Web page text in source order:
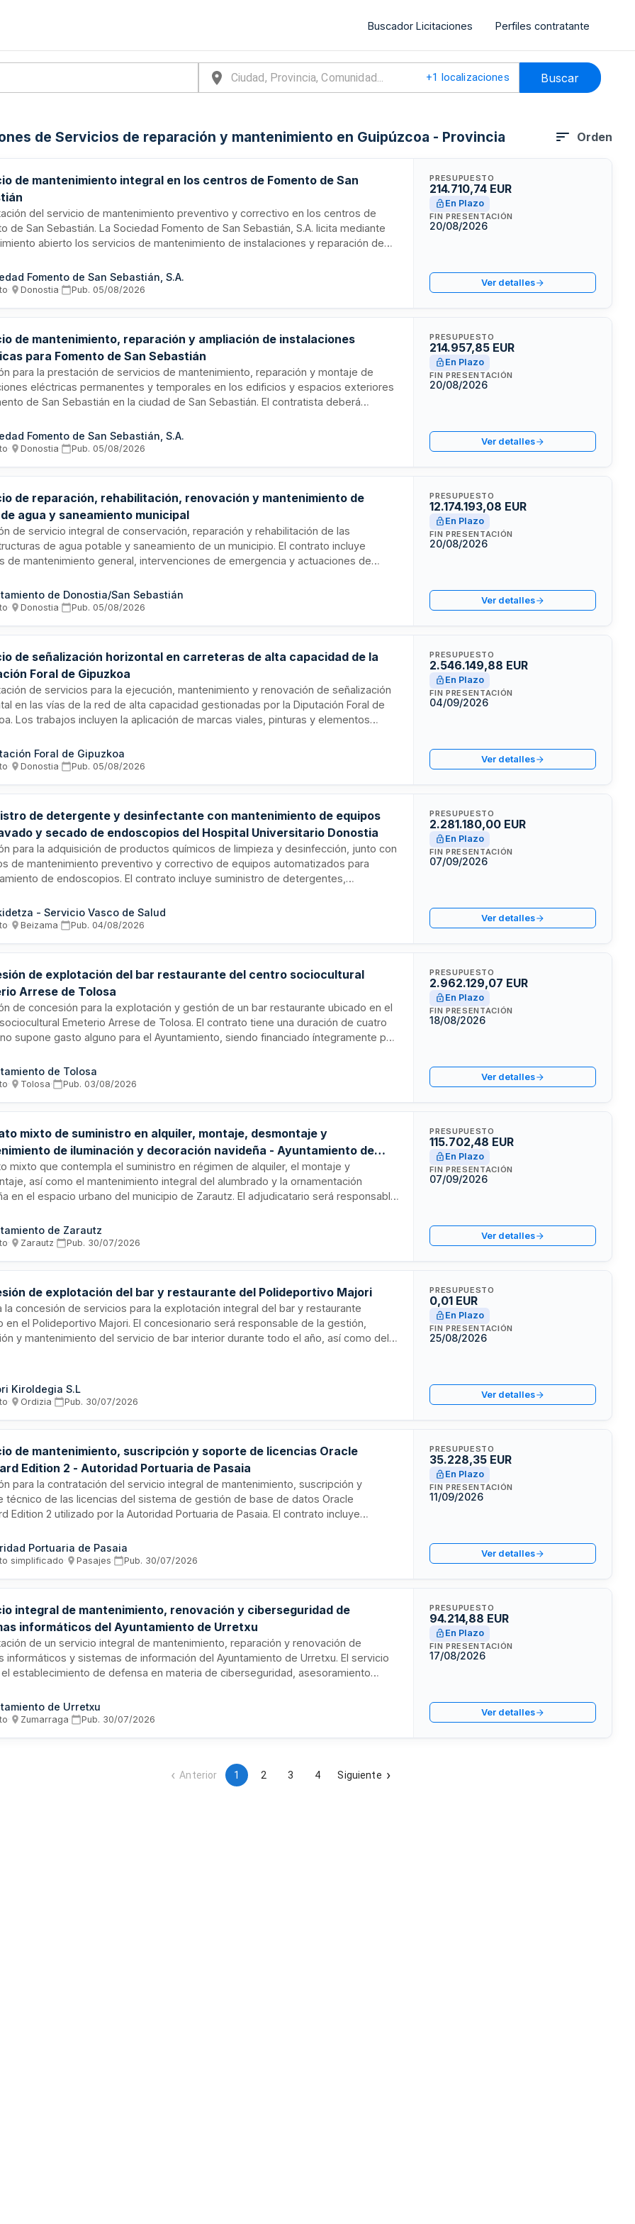
Buscador Licitaciones Perfiles contratante
+1 localizaciones Buscar
de Servicios de reparación y mantenimiento en Guipúzcoa - Provincia Orden
de mantenimiento integral en los centros de Fomento de San
del servicio de mantenimiento preventivo y correctivo en los centros de
de San Sebastián. La Sociedad Fomento de San Sebastián, S.A. licita mediante
abierto los servicios de mantenimiento de instalaciones y reparación de
trabajos de saneamiento cíclico de acabados superficiales derivados del
por alta rotación de usuarios, incluyendo traslados entre ubicaciones y gestión
Fomento de San Sebastián, S.A.
· Donostia· Pub. 05/08/2026
PRESUPUESTO
214.710,74 EUR
En Plazo
FIN PRESENTACIÓN
20/08/2026
Ver detalles
de mantenimiento, reparación y ampliación de instalaciones
para Fomento de San Sebastián
para la prestación de servicios de mantenimiento, reparación y montaje de
eléctricas permanentes y temporales en los edificios y espacios exteriores
de San Sebastián en la ciudad de San Sebastián. El contratista deberá
conforme a la normativa aplicable, incluyendo mantenimientos preventivos y
así como instalaciones vinculadas a eventos y actividades propias de la
Fomento de San Sebastián, S.A.
· Donostia· Pub. 05/08/2026
PRESUPUESTO
214.957,85 EUR
En Plazo
FIN PRESENTACIÓN
20/08/2026
Ver detalles
de reparación, rehabilitación, renovación y mantenimiento de
agua y saneamiento municipal
de servicio integral de conservación, reparación y rehabilitación de las
de agua potable y saneamiento de un municipio. El contrato incluye
de mantenimiento general, intervenciones de emergencia y actuaciones de
periódicas, inspecciones de televisión en redes de saneamiento y realizará
según programación trimestral revisable semanalmente. Se prioriza el
de trabajos.
de Donostia/San Sebastián
· Donostia· Pub. 05/08/2026
PRESUPUESTO
12.174.193,08 EUR
En Plazo
FIN PRESENTACIÓN
20/08/2026
Ver detalles
de señalización horizontal en carreteras de alta capacidad de la
Foral de Gipuzkoa
de servicios para la ejecución, mantenimiento y renovación de señalización
en las vías de la red de alta capacidad gestionadas por la Diputación Foral de
Los trabajos incluyen la aplicación de marcas viales, pinturas y elementos
relevancia en Donostia. Esta licitación pública busca garantizar la seguridad vial y
adecuada de la señalización en las infraestructuras viarias principales.
Foral de Gipuzkoa
· Donostia· Pub. 05/08/2026
PRESUPUESTO
2.546.149,88 EUR
En Plazo
FIN PRESENTACIÓN
04/09/2026
Ver detalles
de detergente y desinfectante con mantenimiento de equipos
y secado de endoscopios del Hospital Universitario Donostia
para la adquisición de productos químicos de limpieza y desinfección, junto con
de mantenimiento preventivo y correctivo de equipos automatizados para
de endoscopios. El contrato incluye suministro de detergentes,
desinfectadoras. La adjudicación se realiza a través de tres lotes
con una duración inicial de dos años, prorrogables por otros dos años
empresas especializadas en productos sanitarios y mantenimiento de equipos
con capacidad de respuesta inmediata.
- Servicio Vasco de Salud
· Beizama· Pub. 04/08/2026
PRESUPUESTO
2.281.180,00 EUR
En Plazo
FIN PRESENTACIÓN
07/09/2026
Ver detalles
de explotación del bar restaurante del centro sociocultural
Arrese de Tolosa
de concesión para la explotación y gestión de un bar restaurante ubicado en el
Emeterio Arrese de Tolosa. El contrato tiene una duración de cuatro
supone gasto alguno para el Ayuntamiento, siendo financiado íntegramente por
y mantenimiento del servicio. La retribución del concesionario provendrá de
generados por la explotación del servicio.
de Tolosa
· Tolosa· Pub. 03/08/2026
PRESUPUESTO
2.962.129,07 EUR
En Plazo
FIN PRESENTACIÓN
18/08/2026
Ver detalles
mixto de suministro en alquiler, montaje, desmontaje y
de iluminación y decoración navideña - Ayuntamiento de
mixto que contempla el suministro en régimen de alquiler, el montaje y
así como el mantenimiento integral del alumbrado y la ornamentación
en el espacio urbano del municipio de Zarautz. El adjudicatario será responsable
el período festivo, su posterior desmontaje y todas las labores de conservación
necesarias durante la vigencia del contrato. La ejecución se regula según las
de Zarautz
· Zarautz· Pub. 30/07/2026
PRESUPUESTO
115.702,48 EUR
En Plazo
FIN PRESENTACIÓN
07/09/2026
Ver detalles
de explotación del bar y restaurante del Polideportivo Majori
la concesión de servicios para la explotación integral del bar y restaurante
en el Polideportivo Majori. El concesionario será responsable de la gestión,
y mantenimiento del servicio de bar interior durante todo el año, así como del
suministro y calidad de productos, limpieza, conservación de instalaciones y
al cliente conforme a los principios de igualdad y no discriminación.
Kiroldegia S.L
· Ordizia· Pub. 30/07/2026
PRESUPUESTO
0,01 EUR
En Plazo
FIN PRESENTACIÓN
25/08/2026
Ver detalles
de mantenimiento, suscripción y soporte de licencias Oracle
Edition 2 - Autoridad Portuaria de Pasaia
para la contratación del servicio integral de mantenimiento, suscripción y
técnico de las licencias del sistema de gestión de base de datos Oracle
Edition 2 utilizado por la Autoridad Portuaria de Pasaia. El contrato incluye
la operatividad del sistema de información portuario.
Portuaria de Pasaia
simplificado· Pasajes· Pub. 30/07/2026
PRESUPUESTO
35.228,35 EUR
En Plazo
FIN PRESENTACIÓN
11/09/2026
Ver detalles
integral de mantenimiento, renovación y ciberseguridad de
informáticos del Ayuntamiento de Urretxu
de un servicio integral de mantenimiento, reparación y renovación de
informáticos y sistemas de información del Ayuntamiento de Urretxu. El servicio
el establecimiento de defensa en materia de ciberseguridad, asesoramiento
contempla gastos de inversión para la renovación interanual de equipos
a un plan establecido.
de Urretxu
· Zumarraga· Pub. 30/07/2026
PRESUPUESTO
94.214,88 EUR
En Plazo
FIN PRESENTACIÓN
17/08/2026
Ver detalles
Anterior 1 2 3 4 Siguiente